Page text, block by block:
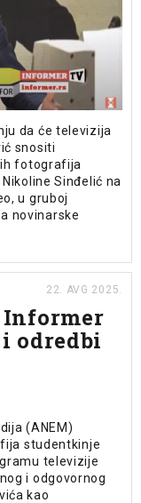
da će televizija
snositi
fotografija
Sinđelić na
u gruboj
novinarske
22. AVG 2025.
odredbi
(ANEM)
studentkinje
televizije
i odgovornog
kao